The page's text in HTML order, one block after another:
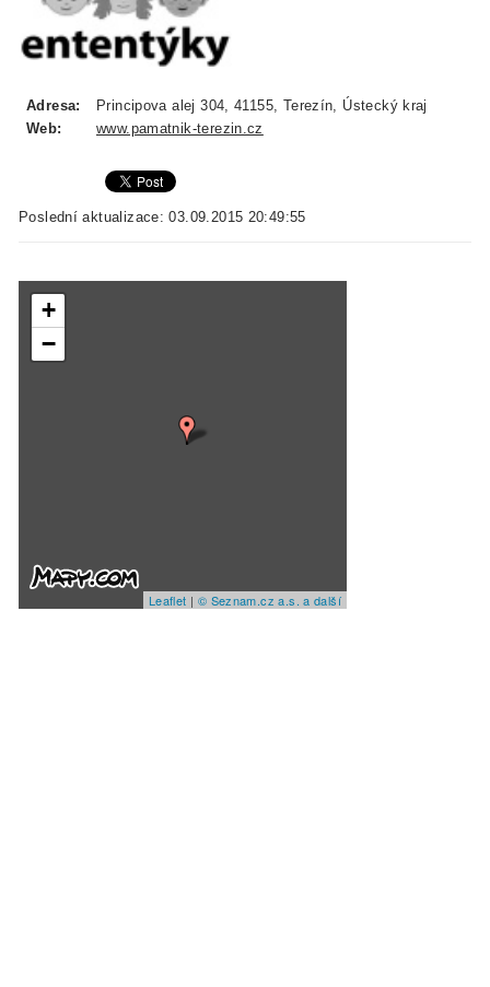
Adresa:
Principova alej 304, 41155, Terezín, Ústecký kraj
Web:
www.pamatnik-terezin.cz
Poslední aktualizace: 03.09.2015 20:49:55
+
−
Leaflet | © Seznam.cz a.s. a další